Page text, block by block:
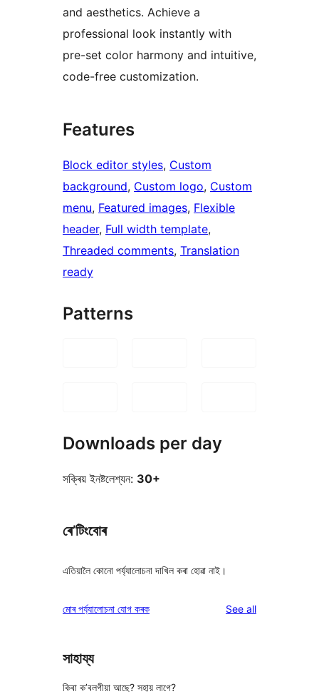
and aesthetics. Achieve a
professional look instantly with
pre-set color harmony and intuitive,
code-free customization.
Features
Block editor styles, Custom
background, Custom logo, Custom
menu, Featured images, Flexible
header, Full width template
Threaded comments, Translation
ready
Patterns
Downloads per day
সক্ৰিয় ইনষ্টলেশ্যন: 30+
ৰে’টিংবোৰ
এতিয়ালৈ কোনো পৰ্য্যালোচনা দাখিল কৰা হোৱা নাই।
মোৰ পৰ্য্যালোচনা যোগ কৰক See allreviews
সাহায্য
কিবা ক’বলগীয়া আছে? সহায় লাগে?